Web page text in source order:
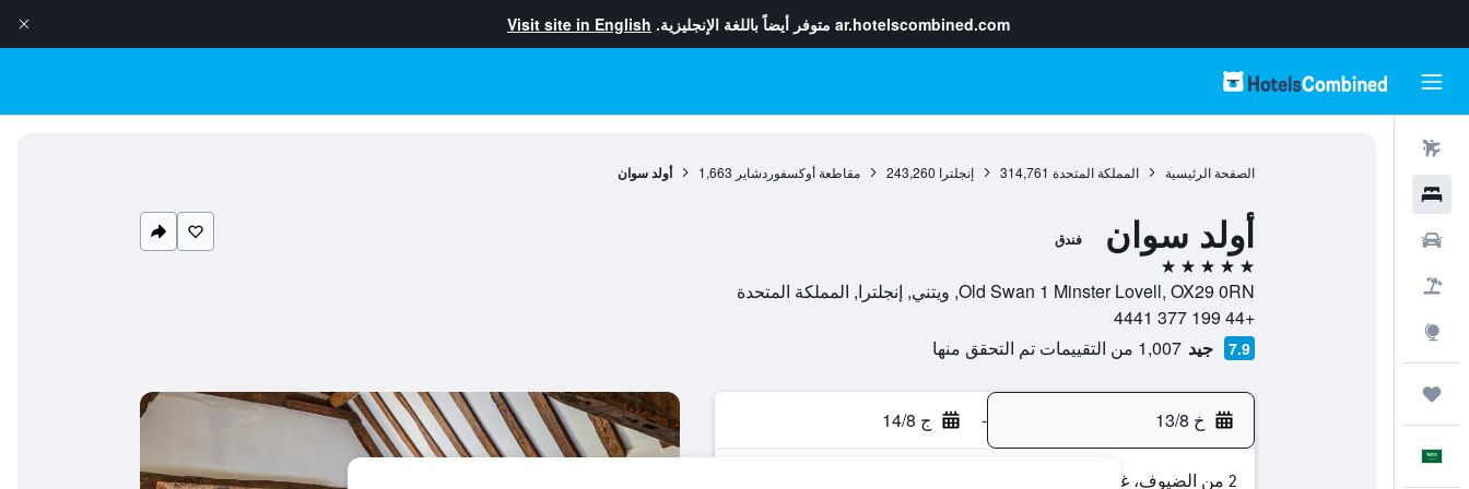
ar.hotelscombined.com متوفر أيضاً باللغة الإنجليزية. Visit site in English
الصفحة الرئيسية المملكة المتحدة 314,761 إنجلترا 243,260 مقاطعة أوكسفوردشاير 1,663 أولد سوان
أولد سوان فندق
5 نجوم
Old Swan 1 Minster Lovell, OX29 0RN, ويتني, إنجلترا, المملكة المتحدة
+44 199 377 4441
7.9 جيد 1,007 من التقييمات تم التحقق منها
خ 13/8 - ج 14/8
2 من الضيوف، غرفة واحدة